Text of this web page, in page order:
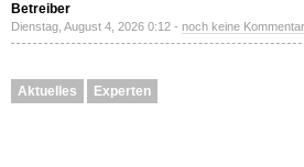
Betreiber
Dienstag, August 4, 2026 0:12 - noch keine
Aktuelles Experten